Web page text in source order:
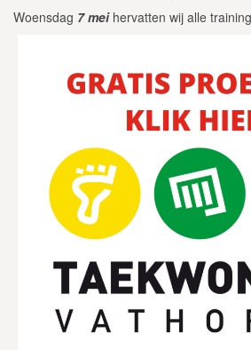
Woensdag 7 meihervatten wij alle